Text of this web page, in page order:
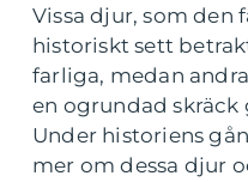
Vissa djur, som den
historiskt sett
farliga, medan
en ogrundad
Under historiens
mer om dessa djur